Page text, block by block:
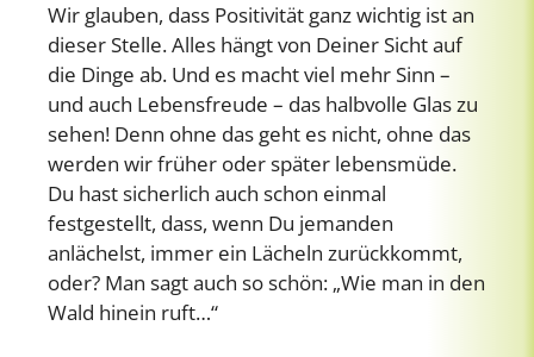
Wir glauben, dass Positivität ganz wichtig ist an
dieser Stelle. Alles hängt von Deiner Sicht auf
die Dinge ab. Und es macht viel mehr Sinn –
und auch Lebensfreude – das halbvolle Glas zu
sehen! Denn ohne das geht es nicht, ohne das
werden wir früher oder später lebensmüde.
Du hast sicherlich auch schon einmal
festgestellt, dass, wenn Du jemanden
anlächelst, immer ein Lächeln zurückkommt,
oder? Man sagt auch so schön: „Wie man in den
Wald hinein ruft…“